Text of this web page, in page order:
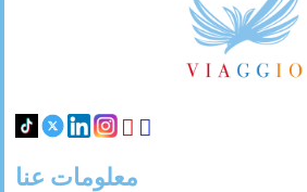
معلومات عنا